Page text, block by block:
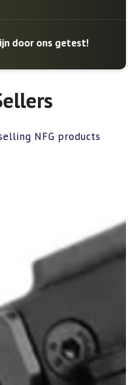
door ons getest!
NFG products